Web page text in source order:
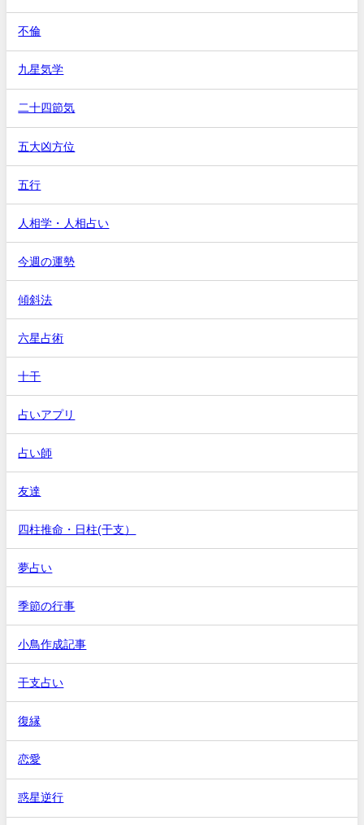
不倫
九星気学
二十四節気
五大凶方位
五行
人相学・人相占い
今週の運勢
傾斜法
六星占術
十干
占いアプリ
占い師
友達
四柱推命・日柱(干支）
夢占い
季節の行事
小鳥作成記事
干支占い
復縁
恋愛
惑星逆行